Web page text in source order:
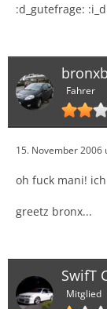
:d_gutefrage:
Fahrer
15. November 2006
oh fuck mani!
greetz bronx...
SwifT
Mitglied